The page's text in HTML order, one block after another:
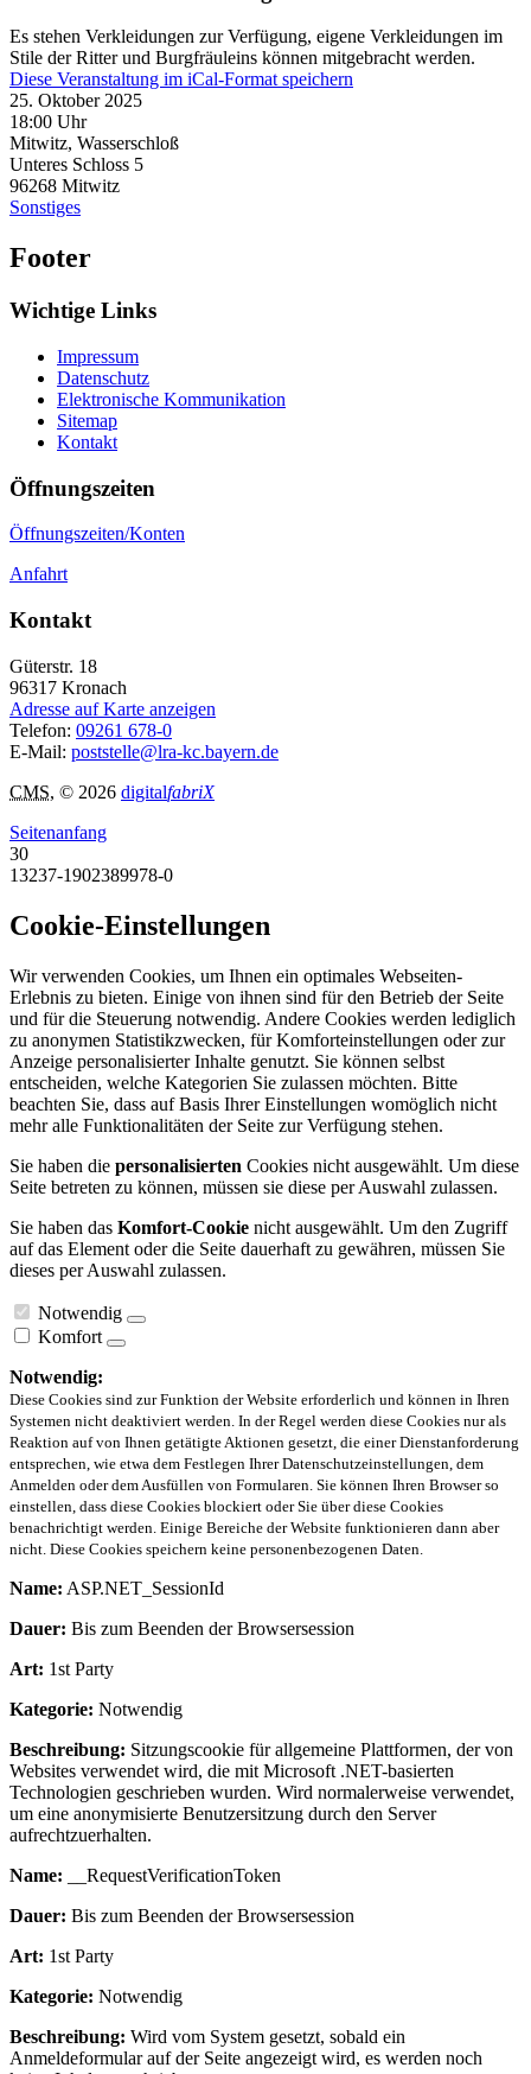
Es stehen Verkleidungen zur Verfügung, eigene Verkleidungen im
Stile der Ritter und Burgfräuleins können mitgebracht werden.
Diese Veranstaltung im iCal-Format speichern
25. Oktober 2025
18:00 Uhr
Mitwitz, Wasserschloß
Unteres Schloss 5
96268 Mitwitz
Sonstiges
Footer
Wichtige Links
Impressum
Datenschutz
Elektronische Kommunikation
Sitemap
Kontakt
Öffnungszeiten
Öffnungszeiten/Konten
Anfahrt
Kontakt
Güterstr. 18
96317 Kronach
Adresse auf Karte anzeigen
Telefon: 09261 678-0
E-Mail: poststelle@lra-kc.bayern.de
CMS, © 2026 digitalfabriX
Seitenanfang
30
13237-1902389978-0
Cookie-Einstellungen
Wir verwenden Cookies, um Ihnen ein optimales Webseiten-
Erlebnis zu bieten. Einige von ihnen sind für den Betrieb der Seite
und für die Steuerung notwendig. Andere Cookies werden lediglich
zu anonymen Statistikzwecken, für Komforteinstellungen oder zur
Anzeige personalisierter Inhalte genutzt. Sie können selbst
entscheiden, welche Kategorien Sie zulassen möchten. Bitte
beachten Sie, dass auf Basis Ihrer Einstellungen womöglich nicht
mehr alle Funktionalitäten der Seite zur Verfügung stehen.
Sie haben die personalisierten Cookies nicht ausgewählt. Um diese
Seite betreten zu können, müssen sie diese per Auswahl zulassen.
Sie haben das Komfort-Cookie nicht ausgewählt. Um den Zugriff
auf das Element oder die Seite dauerhaft zu gewähren, müssen Sie
dieses per Auswahl zulassen.
Notwendig
Komfort
Notwendig:
Diese Cookies sind zur Funktion der Website erforderlich und können in Ihren
Systemen nicht deaktiviert werden. In der Regel werden diese Cookies nur als
Reaktion auf von Ihnen getätigte Aktionen gesetzt, die einer Dienstanforderung
entsprechen, wie etwa dem Festlegen Ihrer Datenschutzeinstellungen, dem
Anmelden oder dem Ausfüllen von Formularen. Sie können Ihren Browser so
einstellen, dass diese Cookies blockiert oder Sie über diese Cookies
benachrichtigt werden. Einige Bereiche der Website funktionieren dann aber
nicht. Diese Cookies speichern keine personenbezogenen Daten.
Name: ASP.NET_SessionId
Dauer: Bis zum Beenden der Browsersession
Art: 1st Party
Kategorie: Notwendig
Beschreibung: Sitzungscookie für allgemeine Plattformen, der von
Websites verwendet wird, die mit Microsoft .NET-basierten
Technologien geschrieben wurden. Wird normalerweise verwendet,
um eine anonymisierte Benutzersitzung durch den Server
aufrechtzuerhalten.
Name: __RequestVerificationToken
Dauer: Bis zum Beenden der Browsersession
Art: 1st Party
Kategorie: Notwendig
Beschreibung: Wird vom System gesetzt, sobald ein
Anmeldeformular auf der Seite angezeigt wird, es werden noch